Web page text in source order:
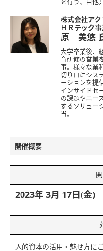
を行う、自他
株式会社アク
ＨＲテック
原 美悠
大学卒業後、
育研修の営業
事。様々な業
切り口にシス
ーションを提
インサイドセ
の課題やニー
するソリュー
当。
開催概要
2023年 3月 17日(金)
人的資本の活用・魅せ方に